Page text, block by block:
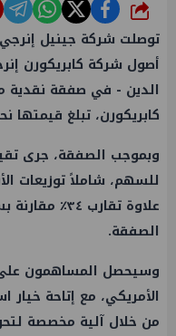
شارك
توصلت شركة جينيل
أصول شركة كابريكورن
الدين - في صفقة
كابريكورن، تبلغ قيمتها نحو ٣٦٠ مليون دولار
للسهم، شاملاً توزيعات
علاوة تقارب
الصفقة.
وسيحصل المساهمون على
الأمريكي، مع إتاحة خيار
من خلال آلية مخصصة